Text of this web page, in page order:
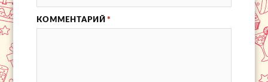
КОММЕНТАРИЙ *